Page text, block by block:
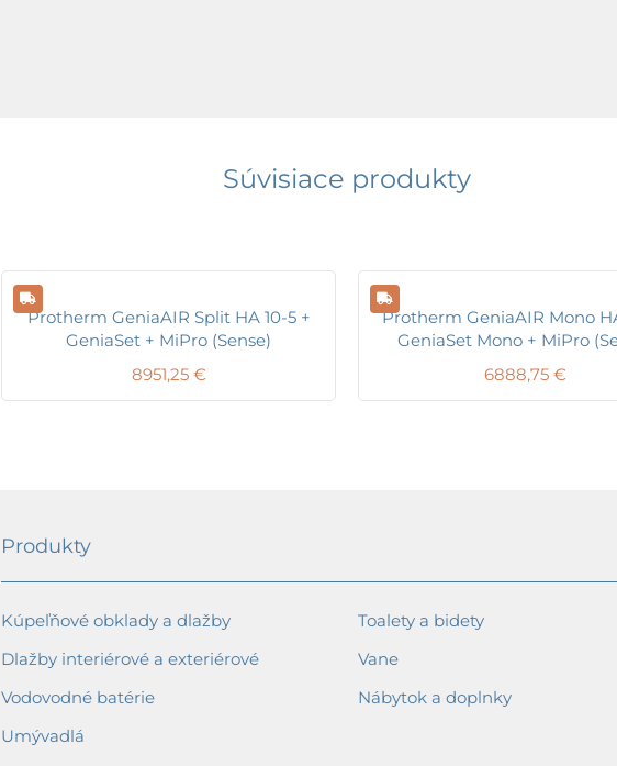
Súvisiace produkty
Protherm GeniaAIR Split HA 10-5 +
GeniaSet + MiPro (Sense)
8951,25 €
Protherm GeniaAIR Mono
GeniaSet Mono + MiPro
6888,75 €
Produkty
Kúpeľňové obklady a dlažby
Dlažby interiérové a exteriérové
Vodovodné batérie
Umývadlá
Toalety a bidety
Vane
Nábytok a doplnky